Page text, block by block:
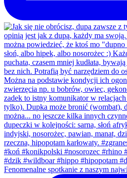
Fenomenalne spotkanie z naszym